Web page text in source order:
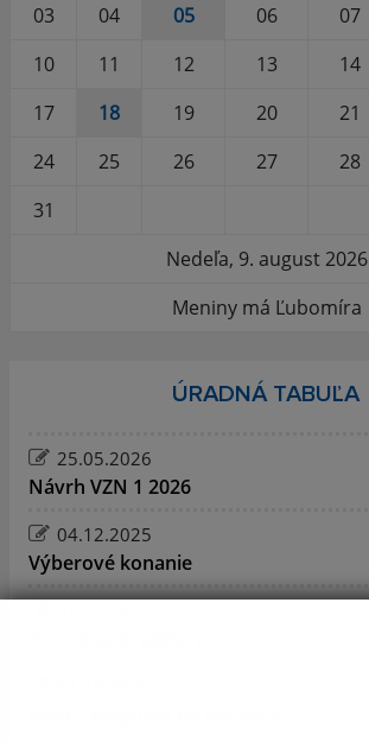
03
04 05 06 07
10
11 12 13 14
17
18 19 20 21
24
25 26 27 28
31
Nedeľa, 9. august 2026
Meniny má Ľubomíra
ÚRADNÁ TABUĽA
25.05.2026
Návrh VZN 1 2026
04.12.2025
Výberové konanie